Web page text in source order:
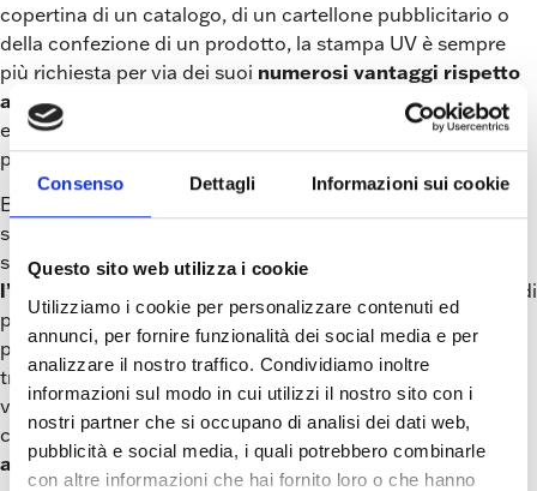
Consenso Dettagli Informazioni sui cookie
Questo sito web utilizza i cookie
Utilizziamo i cookie per personalizzare contenuti ed
annunci, per fornire funzionalità dei social media e per
analizzare il nostro traffico. Condividiamo inoltre
informazioni sul modo in cui utilizzi il nostro sito con i
nostri partner che si occupano di analisi dei dati web,
pubblicità e social media, i quali potrebbero combinarle
con altre informazioni che hai fornito loro o che hanno
copertina di un catalogo, di un cartellone pubblicitario o
della confezione di un prodotto, la stampa UV è sempre
più richiesta per via dei suoi numerosi vantaggi rispetto
alla stampa di tipo tradizionale
. Ma quali sono,
esattamente, le ragioni del suo successo? La risposta sta
proprio nel modo in cui questo procedimento ha luogo.
Brevemente, il processo consiste nella deposizione sul
supporto di stampa di inchiostri speciali che, invece di
seccarsi all’aria, vengonosolidificati mediante
l’esposizione a raggi ultravioletti
. La lavorazione è quindi
possibile anche per quei supportinon porosi(es. carta
plastificata), che risultano invece preclusi alla stampa
tradizionale; lo stampaggio con UV offre in più notevoli
vantaggi a livello pratico ed estetico qualibrillantezza
colori,finitura “glossy”ed elevataresistenza
all’abrasione .